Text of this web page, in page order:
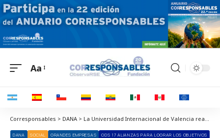
Aa
Corresponsables > DANA > La Universidad Internacional de Valencia realiza una aportación a Cáritas para las personas afectadas por la DANA
DANA SOCIAL GRANDES EMPRESAS ODS 17 ALIANZAS PARA LOGRAR LOS OBJETIVOS